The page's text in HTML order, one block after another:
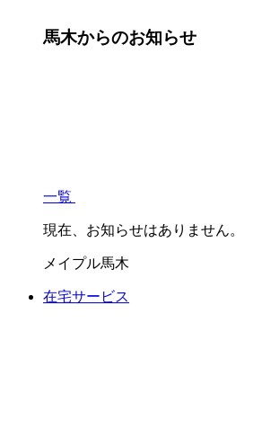
馬木からのお知らせ
一覧
現在、お知らせはありません。
メイプル馬木
在宅サービス